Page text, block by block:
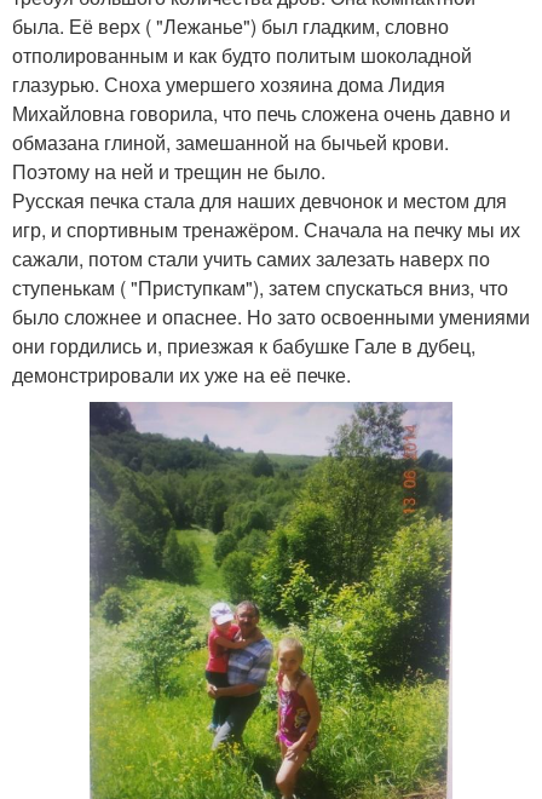
была. Её верх ( "Лежанье") был гладким, словно
отполированным и как будто политым шоколадной
глазурью. Сноха умершего хозяина дома Лидия
Михайловна говорила, что печь сложена очень давно и
обмазана глиной, замешанной на бычьей крови.
Поэтому на ней и трещин не было.
Русская печка стала для наших девчонок и местом для
игр, и спортивным тренажёром. Сначала на печку мы их
сажали, потом стали учить самих залезать наверх по
ступенькам ( "Приступкам"), затем спускаться вниз, что
было сложнее и опаснее. Но зато освоенными умениями
они гордились и, приезжая к бабушке Гале в дубец,
демонстрировали их уже на её печке.